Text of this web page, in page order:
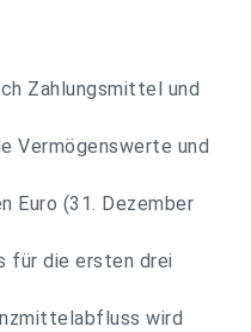
Zahlungsmittel und
Vermögenswerte und
Euro (31. Dezember
für die ersten drei
wird